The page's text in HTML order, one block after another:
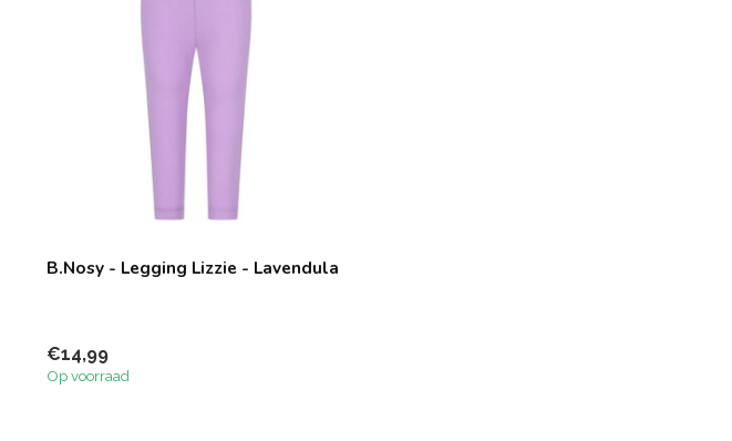
B.Nosy - Legging Lizzie - Lavendula
€14,99
Op voorraad